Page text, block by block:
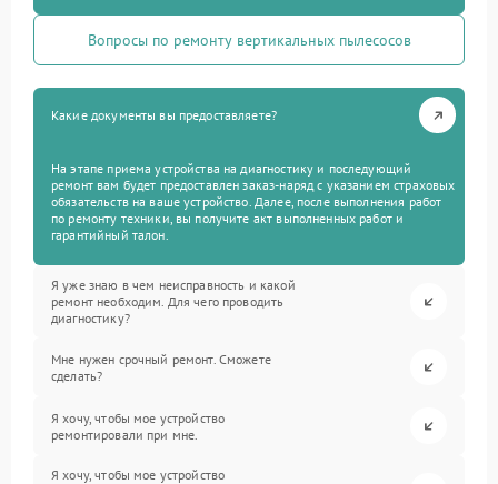
Вопросы по ремонту вертикальных пылесосов
Какие документы вы предоставляете?
На этапе приема устройства на диагностику и последующий
ремонт вам будет предоставлен заказ-наряд с указанием страховых
обязательств на ваше устройство. Далее, после выполнения работ
по ремонту техники, вы получите акт выполненных работ и
гарантийный талон.
Я уже знаю в чем неисправность и какой
ремонт необходим. Для чего проводить
диагностику?
Мне нужен срочный ремонт. Сможете
сделать?
Я хочу, чтобы мое устройство
ремонтировали при мне.
Я хочу, чтобы мое устройство